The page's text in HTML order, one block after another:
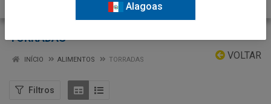
TORRADAS
VOLTAR
INÍCIO ALIMENTOS TORRADAS
Filtros
Alagoas